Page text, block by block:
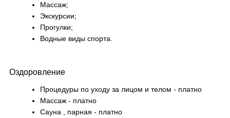
Массаж;
Экскурсии;
Прогулки;
Водные виды спорта.
Оздоровление
Процедуры по уходу за лицом и телом - платно
Массаж - платно
Сауна , парная - платно